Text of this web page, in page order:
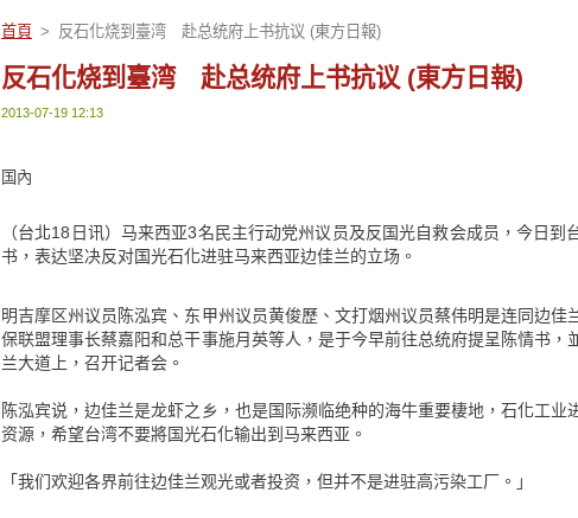
首頁 > 反石化烧到臺湾 赴总统府上书抗议 (東方日報)
反石化烧到臺湾 赴总统府上书抗议 (東方日報)
2013-07-19 12:13
国內
（台北18日讯）马来西亚3名民主行动党州议员及反国光自救会成员，今日到
书，表达坚决反对国光石化进驻马来西亚边佳兰的立场。
明吉摩区州议员陈泓宾、东甲州议员黄俊歷、文打烟州议员蔡伟明是连同边佳
保联盟理事长蔡嘉阳和总干事施月英等人，是于今早前往总统府提呈陈情书，
兰大道上，召开记者会。
陈泓宾说，边佳兰是龙虾之乡，也是国际濒临绝种的海牛重要棲地，石化工业
资源，希望台湾不要將国光石化输出到马来西亚。
「我们欢迎各界前往边佳兰观光或者投资，但并不是进驻高污染工厂。」